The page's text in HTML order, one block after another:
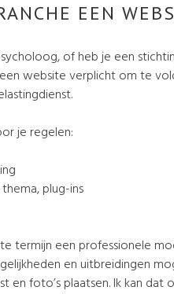
EEN
of heb je een
website verplicht om te
je regelen:
plug-ins
termijn een professionele
en uitbreidingen
en foto’s plaatsen. Ik kan dat